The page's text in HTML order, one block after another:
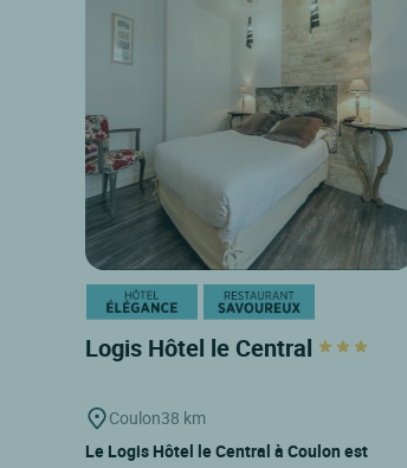
Logis Hôtel le Central
Coulon38 km
Le Logis Hôtel le Central à Coulon est